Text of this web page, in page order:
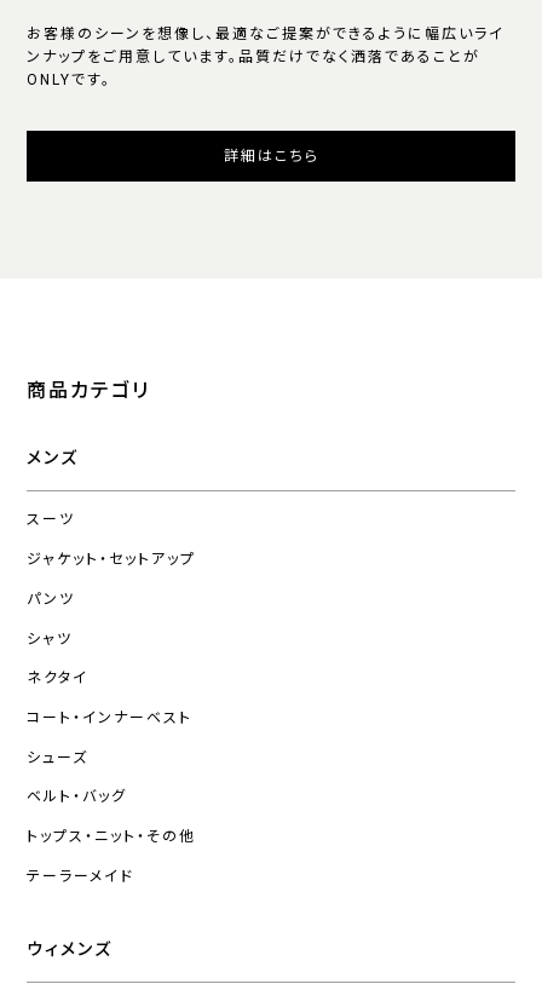
お客様のシーンを想像し、最適なご提案ができるように幅広いライ
ンナップをご用意しています。品質だけでなく洒落であることが
ONLYです。
詳細はこちら
商品カテゴリ
メンズ
スーツ
ジャケット・セットアップ
パンツ
シャツ
ネクタイ
コート・インナーベスト
シューズ
ベルト・バッグ
トップス・ニット・その他
テーラーメイド
ウィメンズ